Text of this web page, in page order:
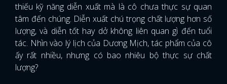
thiếu kỹ năng diễn xuất mà là cô chưa thực sự quan
tâm đến chúng. Diễn xuất chú trọng chất lượng hơn số
lượng, và diễn tốt hay dở không liên quan gì đến tuổi
tác. Nhìn vào lý lịch của Dương Mịch, tác phẩm của cô
ấy rất nhiều, nhưng có bao nhiêu bộ thực sự chất
lượng?